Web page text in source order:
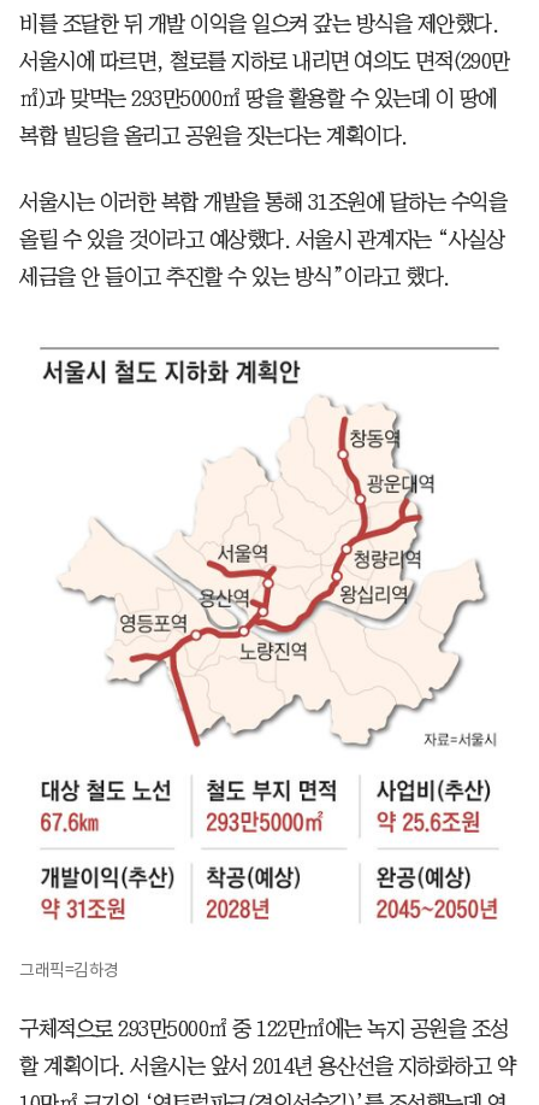
비를 조달한 뒤 개발 이익을 일으켜 갚는 방식을 제안했다.
서울시에 따르면, 철로를 지하로 내리면 여의도 면적(290만
㎡)과 맞먹는 293만5000㎡ 땅을 활용할 수 있는데 이 땅에
복합 빌딩을 올리고 공원을 짓는다는 계획이다.
서울시는 이러한 복합 개발을 통해 31조원에 달하는 수익을
올릴 수 있을 것이라고 예상했다. 서울시 관계자는 “사실상
세금을 안 들이고 추진할 수 있는 방식”이라고 했다.
그래픽=김하경
구체적으로 293만5000㎡ 중 122만㎡에는 녹지 공원을 조성
할 계획이다. 서울시는 앞서 2014년 용산선을 지하화하고 약